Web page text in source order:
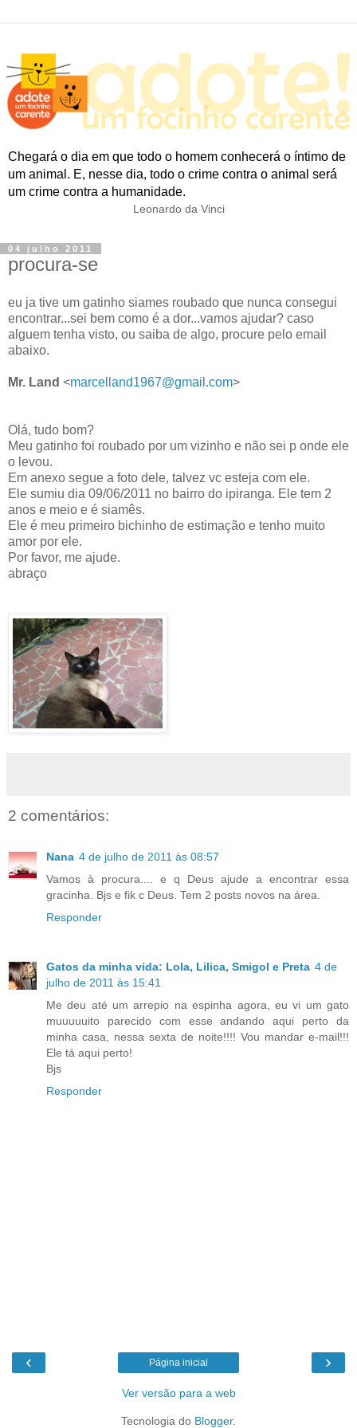
Chegará o dia em que todo o homem conhecerá o íntimo de
um animal. E, nesse dia, todo o crime contra o animal será
um crime contra a humanidade.
Leonardo da Vinci
04 julho 2011
procura-se
eu ja tive um gatinho siames roubado que nunca consegui
encontrar...sei bem como é a dor...vamos ajudar? caso
alguem tenha visto, ou saiba de algo, procure pelo email
abaixo.
Mr. Land <marcelland1967@gmail.com>
Olá, tudo bom?
Meu gatinho foi roubado por um vizinho e não sei p onde ele
o levou.
Em anexo segue a foto dele, talvez vc esteja com ele.
Ele sumiu dia 09/06/2011 no bairro do ipiranga. Ele tem 2
anos e meio e é siamês.
Ele é meu primeiro bichinho de estimação e tenho muito
amor por ele.
Por favor, me ajude.
abraço
2 comentários:
Nana 4 de julho de 2011 às 08:57
Vamos à procura.... e q Deus ajude a encontrar essa
gracinha. Bjs e fik c Deus. Tem 2 posts novos na área.
Responder
Gatos da minha vida: Lola, Lilica, Smigol e Preta 4 de
julho de 2011 às 15:41
Me deu até um arrepio na espinha agora, eu vi um gato
muuuuuito parecido com esse andando aqui perto da
minha casa, nessa sexta de noite!!!! Vou mandar e-mail!!!
Ele tá aqui perto!
Bjs
Responder
‹ ›
Página inicial
Ver versão para a web
Tecnologia do Blogger.